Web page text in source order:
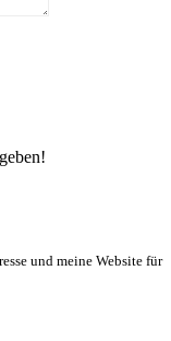
und meine Website für